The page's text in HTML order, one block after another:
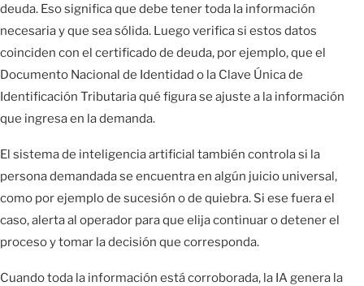
deuda. Eso significa que debe tener toda la información
necesaria y que sea sólida. Luego verifica si estos datos
coinciden con el certificado de deuda, por ejemplo, que el
Documento Nacional de Identidad o la Clave Única de
Identificación Tributaria qué figura se ajuste a la información
que ingresa en la demanda.
El sistema de inteligencia artificial también controla si la
persona demandada se encuentra en algún juicio universal,
como por ejemplo de sucesión o de quiebra. Si ese fuera el
caso, alerta al operador para que elija continuar o detener el
proceso y tomar la decisión que corresponda.
Cuando toda la información está corroborada, la IA genera la